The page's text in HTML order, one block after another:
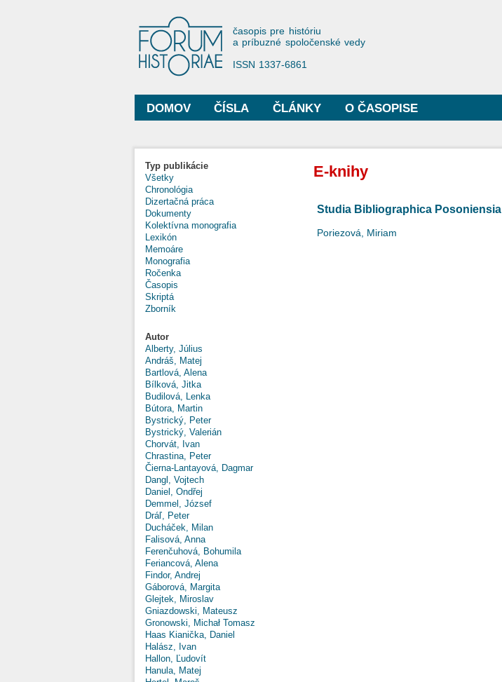
Forum Historiae
časopis pre históriu
a príbuzné spoločenské vedy
ISSN 1337-6861
Hlavné menu
DOMOV ČÍSLA ČLÁNKY O ČASOPISE
Typ publikácie
Všetky
Chronológia
Dizertačná práca
Dokumenty
Kolektívna monografia
Lexikón
Memoáre
Monografia
Ročenka
Časopis
Skriptá
Zborník
Autor
Alberty, Július
Andráš, Matej
Bartlová, Alena
Bílková, Jitka
Budilová, Lenka
Bútora, Martin
Bystrický, Peter
Bystrický, Valerián
Chorvát, Ivan
Chrastina, Peter
Čierna-Lantayová, Dagmar
Dangl, Vojtech
Daniel, Ondřej
Demmel, József
Dráľ, Peter
Ducháček, Milan
Falisová, Anna
Ferenčuhová, Bohumila
Feriancová, Alena
Findor, Andrej
Gáborová, Margita
Glejtek, Miroslav
Gniazdowski, Mateusz
Gronowski, Michał Tomasz
Haas Kianička, Daniel
Halász, Ivan
Hallon, Ľudovít
Hanula, Matej
E-knihy
Studia Bibliographica Posoniensia
Poriezová, Miriam